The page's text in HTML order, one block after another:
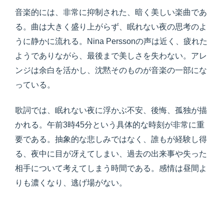
音楽的には、非常に抑制された、暗く美しい楽曲であ
る。曲は大きく盛り上がらず、眠れない夜の思考のよ
うに静かに流れる。Nina Perssonの声は近く、疲れた
ようでありながら、最後まで美しさを失わない。アレ
ンジは余白を活かし、沈黙そのものが音楽の一部にな
っている。
歌詞では、眠れない夜に浮かぶ不安、後悔、孤独が描
かれる。午前3時45分という具体的な時刻が非常に重
要である。抽象的な悲しみではなく、誰もが経験し得
る、夜中に目が冴えてしまい、過去の出来事や失った
相手について考えてしまう時間である。感情は昼間よ
りも濃くなり、逃げ場がない。